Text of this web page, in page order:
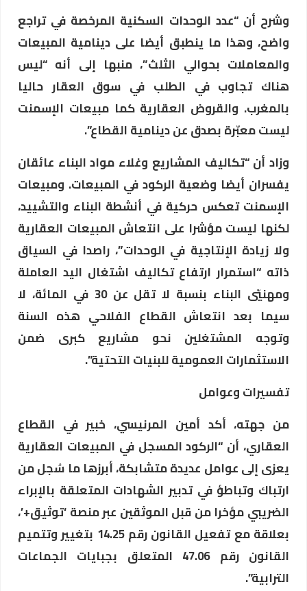
وشرح أن “عدد الوحدات السكنية المرخصة في تراجع
واضح، وهذا ما ينطبق أيضا على دينامية المبيعات
والمعاملات بحوالي الثلث”، منبها إلى أنه “ليس
هناك تجاوب في الطلب في سوق العقار حاليا
بالمغرب. والقروض العقارية كما مبيعات الإسمنت
ليست معبّرة بصدق عن دينامية القطاع”.
وزاد أن “تكاليف المشاريع وغلاء مواد البناء عائقان
يفسران أيضا وضعية الركود في المبيعات. ومبيعات
الإسمنت تعكس حركية في أنشطة البناء والتشييد،
لكنها ليست مؤشرا على انتعاش المبيعات العقارية
ولا زيادة الإنتاجية في الوحدات”، راصدا في السياق
ذاته “استمرار ارتفاع تكاليف اشتغال اليد العاملة
ومهنيّي البناء بنسبة لا تقل عن 30 في المائة، لا
سيما بعد انتعاش القطاع الفلاحي هذه السنة
وتوجه المشتغلين نحو مشاريع كبرى ضمن
الاستثمارات العمومية للبنيات التحتية”.
تفسيرات وعوامل
من جهته، أكد أمين المرنيسي، خبير في القطاع
العقاري، أن “الركود المسجل في المبيعات العقارية
يعزى إلى عوامل عديدة متشابكة، أبرزها ما سُجل من
ارتباك وتباطؤ في تدبير الشهادات المتعلقة بالإبراء
الضريبي مؤخرا من قبل الموثقين عبر منصة ‘توثيق+’،
بعلاقة مع تفعيل القانون رقم 14.25 بتغيير وتتميم
القانون رقم 47.06 المتعلق بجبايات الجماعات
الترابية”.